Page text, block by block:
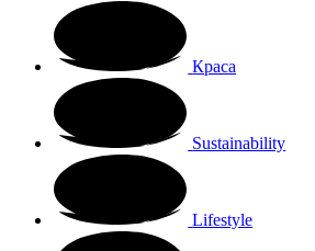
Краса
Sustainability
Lifestyle